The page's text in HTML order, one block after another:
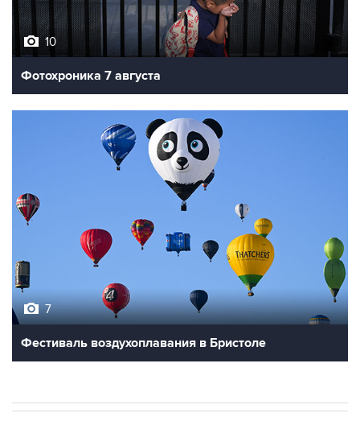
10
Фотохроника 7 августа
Фестиваль воздухоплавания в Бристоле